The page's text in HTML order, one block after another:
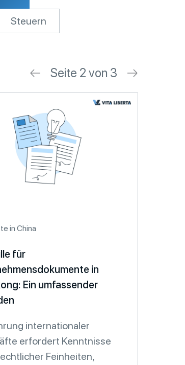
Steuern
Seite 2 von 3
in China
für
in
Ein umfassender
internationaler
erfordert Kenntnisse
Feinheiten,